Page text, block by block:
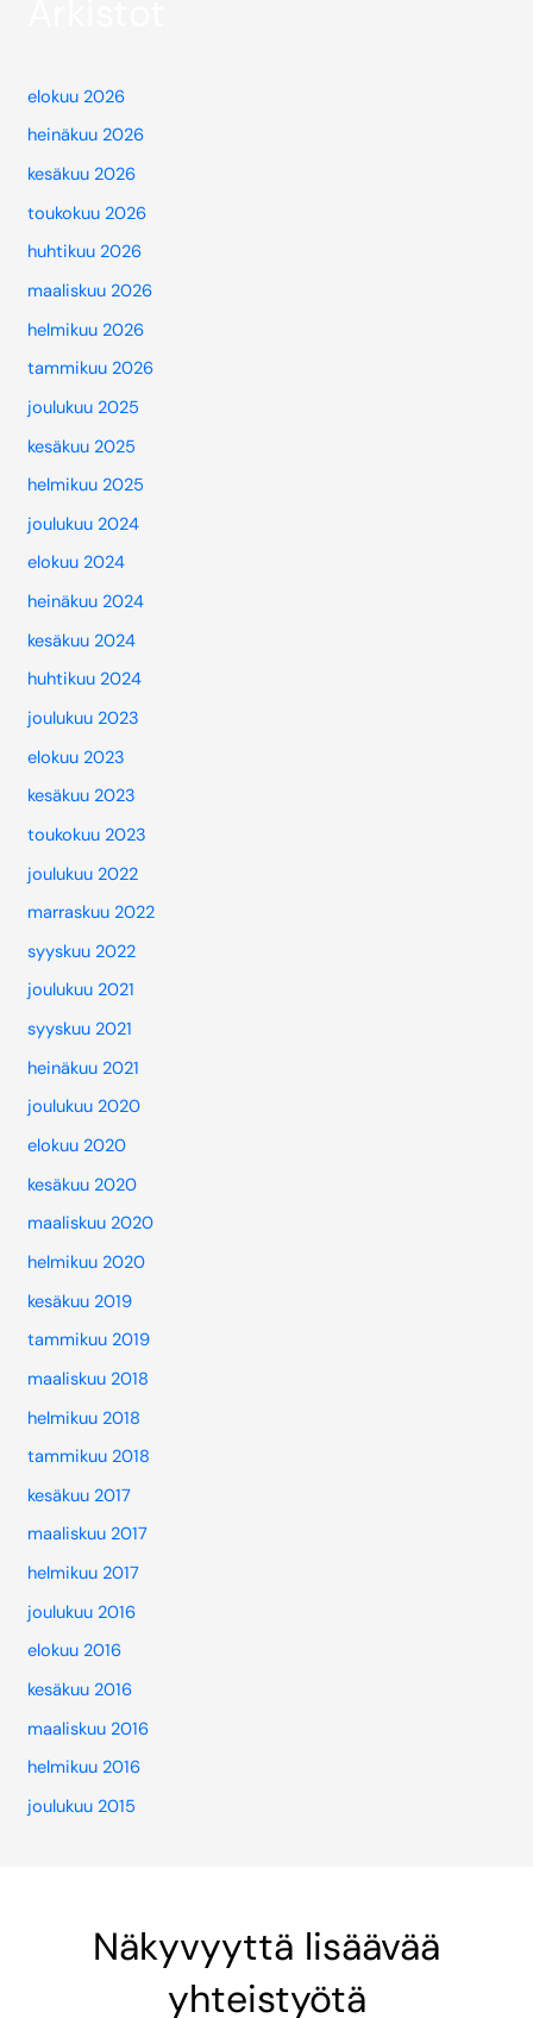
elokuu 2026
heinäkuu 2026
kesäkuu 2026
toukokuu 2026
huhtikuu 2026
maaliskuu 2026
helmikuu 2026
tammikuu 2026
joulukuu 2025
kesäkuu 2025
helmikuu 2025
joulukuu 2024
elokuu 2024
heinäkuu 2024
kesäkuu 2024
huhtikuu 2024
joulukuu 2023
elokuu 2023
kesäkuu 2023
toukokuu 2023
joulukuu 2022
marraskuu 2022
syyskuu 2022
joulukuu 2021
syyskuu 2021
heinäkuu 2021
joulukuu 2020
elokuu 2020
kesäkuu 2020
maaliskuu 2020
helmikuu 2020
kesäkuu 2019
tammikuu 2019
maaliskuu 2018
helmikuu 2018
tammikuu 2018
kesäkuu 2017
maaliskuu 2017
helmikuu 2017
joulukuu 2016
elokuu 2016
kesäkuu 2016
maaliskuu 2016
helmikuu 2016
joulukuu 2015
Näkyvyyttä lisäävää
yhteistyötä